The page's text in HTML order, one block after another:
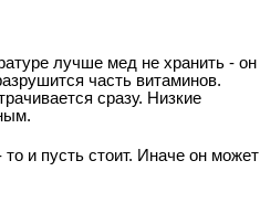
лучше мед не хранить - он
часть витаминов.
сразу. Низкие
и пусть стоит. Иначе он может